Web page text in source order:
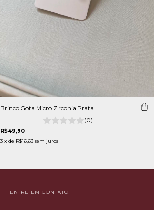
Brinco Gota Micro Zirconia Prata
(0)
R$49,90
3 x de R$16,63 sem juros
ENTRE EM CONTATO